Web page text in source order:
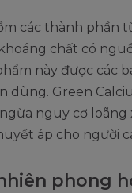
các thành phần
chất có
này được các
dùng. Green
nguy cơ loãng
áp cho người
phong